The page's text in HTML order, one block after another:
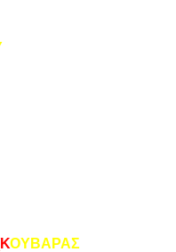
ΟΥΒΑΡΑΣ